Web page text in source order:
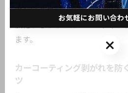
優しい洗車を心がけ、定期的な
ます。
カーコーティング剥がれを防
ツ
お気軽にお問い合わ
お気軽にお問い合わ